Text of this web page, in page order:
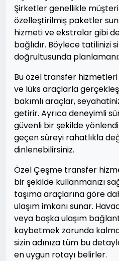
Şirketler genellikle
özelleştirilmiş paketler
hizmeti ve ekstralar gibi
bağlıdır. Böylece tatilinizi
doğrultusunda
Bu özel transfer
ve lüks araçlarla
bakımlı araçlar,
getirir. Ayrıca deneyimli
güvenli bir şekilde
geçen süreyi rahatlıkla
dinlenebilirsiniz.
Özel Çeşme transfer
bir şekilde kullanmanızı
taşıma araçlarına göre
ulaşım imkanı sunar.
veya başka ulaşım
kaybetmek zorunda
sizin adınıza tüm bu
en uygun rotayı belirler.